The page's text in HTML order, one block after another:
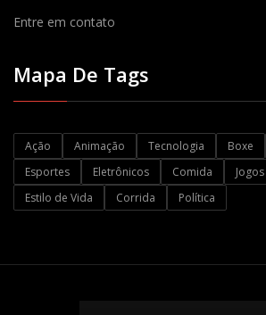
Entre em contato
Mapa De Tags
Ação Animação Tecnologia Boxe
Esportes
Eletrônicos Comida Jogos
Estilo de Vida
Corrida Política